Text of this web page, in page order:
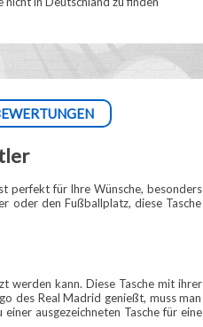
perfekt für Ihre Wünsche, besonders
oder den Fußballplatz, diese Tasche
werden kann. Diese Tasche mit ihrer
des Real Madrid genießt, muss man
ausgezeichneten Tasche für eine